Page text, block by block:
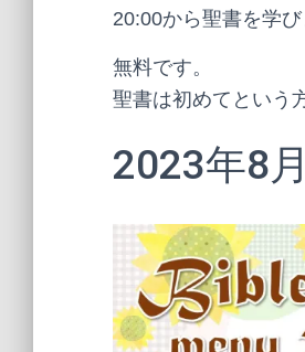
20:00から聖書を学び
無料です。
聖書は初めてという
2023年8